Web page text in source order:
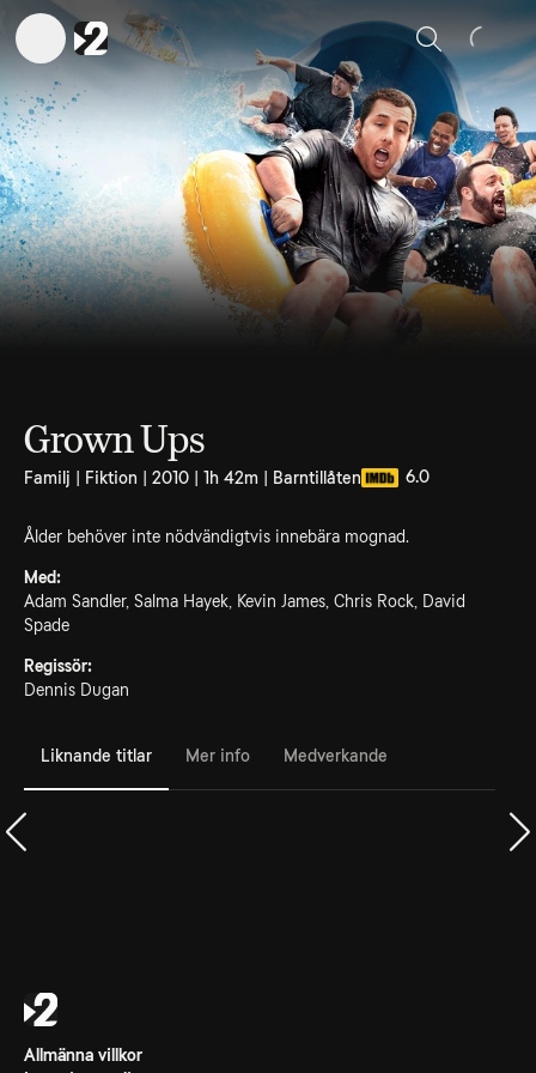
Sök
Grown Ups
Familj | Fiktion | 2010 | 1h 42m | Barntillåten 6.0
Ålder behöver inte nödvändigtvis innebära mognad.
Med:
Adam Sandler, Salma Hayek, Kevin James, Chris Rock, David
Spade
Regissör:
Dennis Dugan
Liknande titlar Mer info Medverkande
Allmänna villkor